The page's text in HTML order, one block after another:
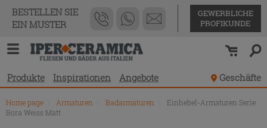
BESTELLEN SIE
EIN MUSTER
GEWERBLICHE
PROFIKUNDE
Produkte Inspirationen Angebote Geschäfte
Home page Armaturen Badarmaturen
Einhebel-Armaturen Serie
Bora Weiss Matt
Produktverzeichnis